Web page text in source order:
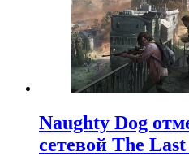
Naughty Dog
сетевой The